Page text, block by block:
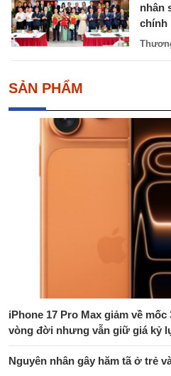
nhân
chính
SẢN PHẨM
iPhone 17 Pro Max giảm về
vòng đời nhưng vẫn giữ giá kỷ
Nguyên nhân gây hăm tã ở trẻ